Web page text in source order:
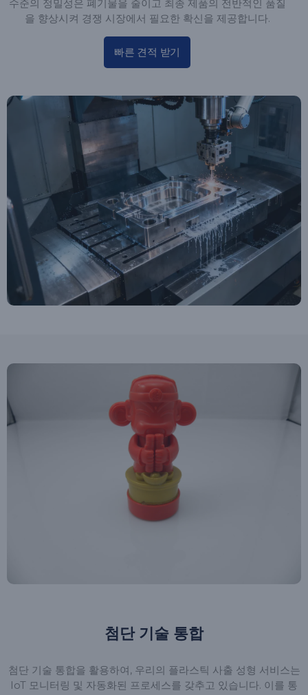
수준의 정밀성은 폐기물을 줄이고 최종 제품의 전반적인 품질
을 향상시켜 경쟁 시장에서 필요한 확신을 제공합니다.
빠른 견적 받기
첨단 기술 통합
첨단 기술 통합을 활용하여, 우리의 플라스틱 사출 성형 서비스는
IoT 모니터링 및 자동화된 프로세스를 갖추고 있습니다. 이를 통